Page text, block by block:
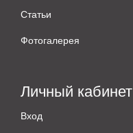
Статьи
Фотогалерея
Личный кабинет
Вход